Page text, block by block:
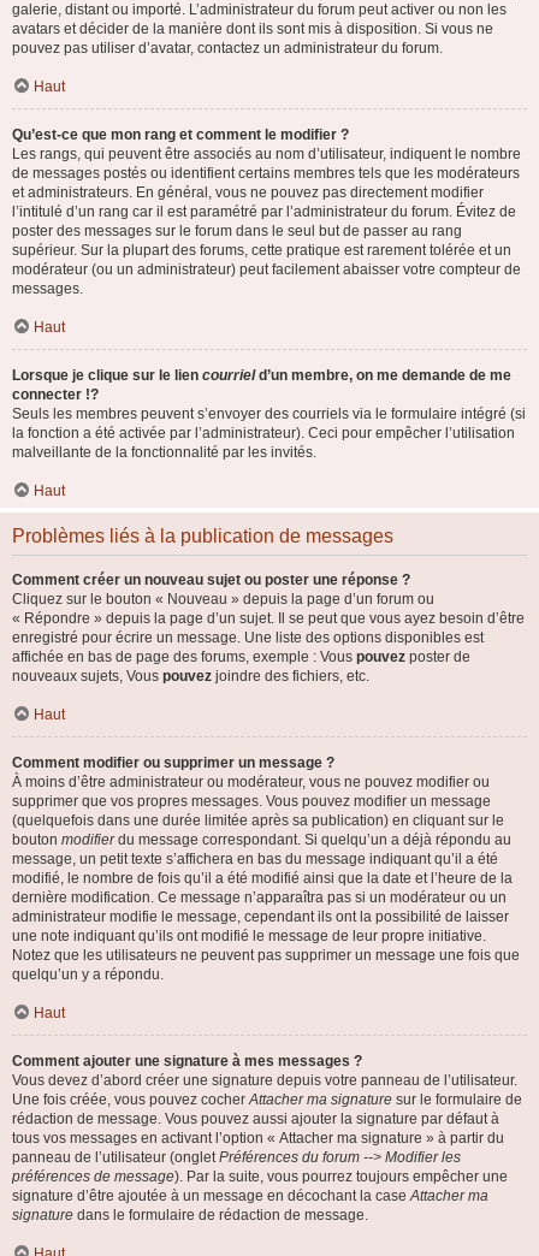
galerie, distant ou importé. L’administrateur du forum peut activer ou non les
avatars et décider de la manière dont ils sont mis à disposition. Si vous ne
pouvez pas utiliser d’avatar, contactez un administrateur du forum.
Haut
Qu’est-ce que mon rang et comment le modifier ?
Les rangs, qui peuvent être associés au nom d’utilisateur, indiquent le nombre
de messages postés ou identifient certains membres tels que les modérateurs
et administrateurs. En général, vous ne pouvez pas directement modifier
l’intitulé d’un rang car il est paramétré par l’administrateur du forum. Évitez de
poster des messages sur le forum dans le seul but de passer au rang
supérieur. Sur la plupart des forums, cette pratique est rarement tolérée et un
modérateur (ou un administrateur) peut facilement abaisser votre compteur de
messages.
Haut
Lorsque je clique sur le lien courrield’un membre, on me demande de me
connecter !?
Seuls les membres peuvent s’envoyer des courriels via le formulaire intégré (si
la fonction a été activée par l’administrateur). Ceci pour empêcher l’utilisation
malveillante de la fonctionnalité par les invités.
Haut
Problèmes liés à la publication de messages
Comment créer un nouveau sujet ou poster une réponse ?
Cliquez sur le bouton « Nouveau » depuis la page d’un forum ou
« Répondre » depuis la page d’un sujet. Il se peut que vous ayez besoin d’être
enregistré pour écrire un message. Une liste des options disponibles est
affichée en bas de page des forums, exemple : Vous pouvez poster de
nouveaux sujets, Vous pouvez joindre des fichiers, etc.
Haut
Comment modifier ou supprimer un message ?
À moins d’être administrateur ou modérateur, vous ne pouvez modifier ou
supprimer que vos propres messages. Vous pouvez modifier un message
(quelquefois dans une durée limitée après sa publication) en cliquant sur le
bouton modifierdu message correspondant. Si quelqu’un a déjà répondu au
message, un petit texte s’affichera en bas du message indiquant qu’il a été
modifié, le nombre de fois qu’il a été modifié ainsi que la date et l’heure de la
dernière modification. Ce message n’apparaîtra pas si un modérateur ou un
administrateur modifie le message, cependant ils ont la possibilité de laisser
une note indiquant qu’ils ont modifié le message de leur propre initiative.
Notez que les utilisateurs ne peuvent pas supprimer un message une fois que
quelqu’un y a répondu.
Haut
Comment ajouter une signature à mes messages ?
Vous devez d’abord créer une signature depuis votre panneau de l’utilisateur.
Une fois créée, vous pouvez cocherAttacher ma signature sur le formulaire de
rédaction de message. Vous pouvez aussi ajouter la signature par défaut à
tous vos messages en activant l’option « Attacher ma signature » à partir du
panneau de l’utilisateur (ongletPréférences du forum --> Modifier les
préférences de message). Par la suite, vous pourrez toujours empêcher une
signature d’être ajoutée à un message en décochant la caseAttacher ma
signature dans le formulaire de rédaction de message.